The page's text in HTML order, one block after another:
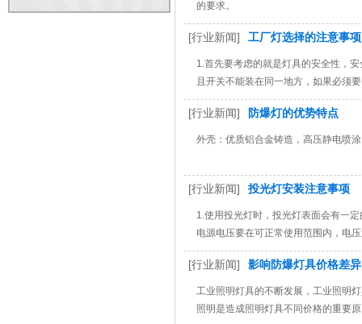
的要求。
[行业新闻] 工厂灯选择的注意事项
1.首先要考虑的就是灯具的安全性，
且开关不能装在同一地方，如果必须
[行业新闻] 防爆灯的优势特点
外壳：优质铝合金铸造，高压静电喷
[行业新闻] 投光灯安装注意事项
1.使用投光灯时，投光灯表面会有一
电源电压要在可正常使用范围内，电
[行业新闻] 影响防爆灯具价格差
工业照明灯具的不断发展，工业照明
照明是造成照明灯具不同价格的重要